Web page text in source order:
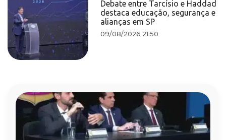
Debate entre Tarcísio e Haddad
destaca educação, segurança e
alianças em SP
09/08/2026 21:50